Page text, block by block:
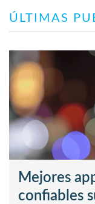
ÚLTIMAS
Mejores
confiables